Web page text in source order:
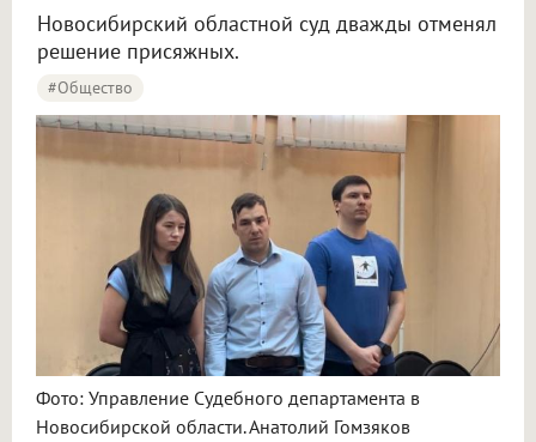
Новосибирский областной суд дважды отменял
решение присяжных.
#Общество
Фото: Управление Судебного департамента в
Новосибирской области. Анатолий Гомзяков